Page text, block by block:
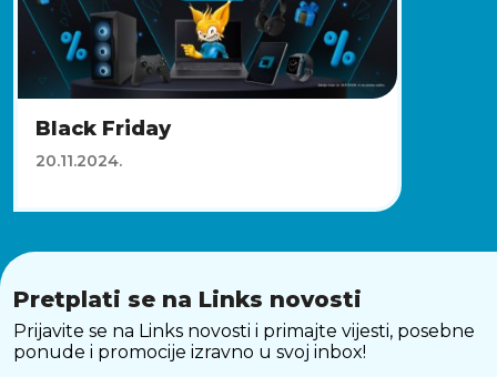
Black Friday
20.11.2024.
Pretplati se na Links novosti
Prijavite se na Links novosti i primajte vijesti, posebne
ponude i promocije izravno u svoj inbox!